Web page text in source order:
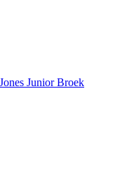
Junior Broek